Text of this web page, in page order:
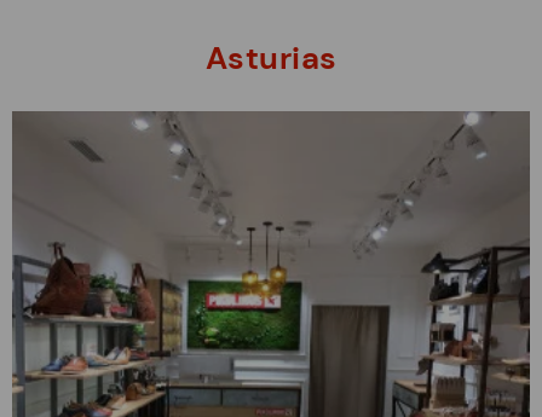
Asturias